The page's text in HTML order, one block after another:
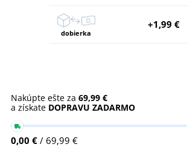
dobierka
+1,99 €
Nakúpte ešte za 69,99 €
a získate DOPRAVU ZADARMO
0,00 € / 69,99 €